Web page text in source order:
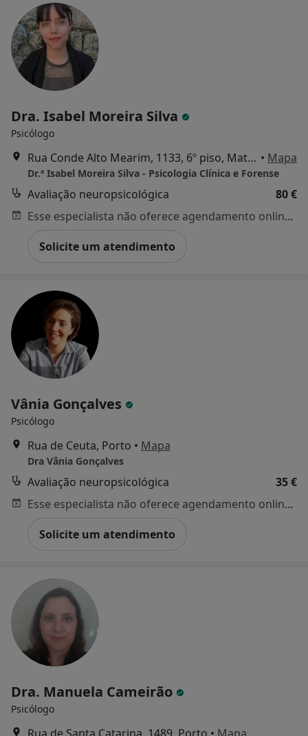
Dra. Isabel Moreira Silva
Psicólogo
Rua Conde Alto Mearim, 1133, 6º piso, Matosinhos • Mapa
Dr.ª Isabel Moreira Silva - Psicologia Clínica e Forense
Avaliação neuropsicológica
80 €
Esse especialista não oferece agendamento online para esse endereço.
Solicite um atendimento
Vânia Gonçalves
Psicólogo
Rua de Ceuta, Porto • Mapa
Dra Vânia Gonçalves
Avaliação neuropsicológica
35 €
Esse especialista não oferece agendamento online para esse endereço.
Solicite um atendimento
Dra. Manuela Cameirão
Psicólogo
Rua de Santa Catarina, 1489, Porto • Mapa